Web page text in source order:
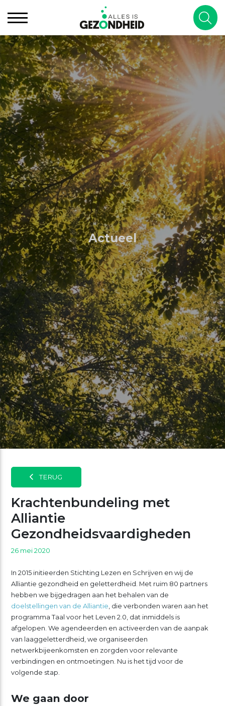
Actueel
TERUG
Krachtenbundeling met
Alliantie
Gezondheidsvaardigheden
26 mei 2020
In 2015 initieerden Stichting Lezen en Schrijven en wij de
Alliantie gezondheid en geletterdheid. Met ruim 80 partners
hebben we bijgedragen aan het behalen van de
doelstellingen van de Alliantie , die verbonden waren aan het
programma Taal voor het Leven 2.0, dat inmiddels is
afgelopen. We agendeerden en activeerden van de aanpak
van laaggeletterdheid, we organiseerden
netwerkbijeenkomsten en zorgden voor relevante
verbindingen en ontmoetingen. Nu is het tijd voor de
volgende stap.
We gaan door